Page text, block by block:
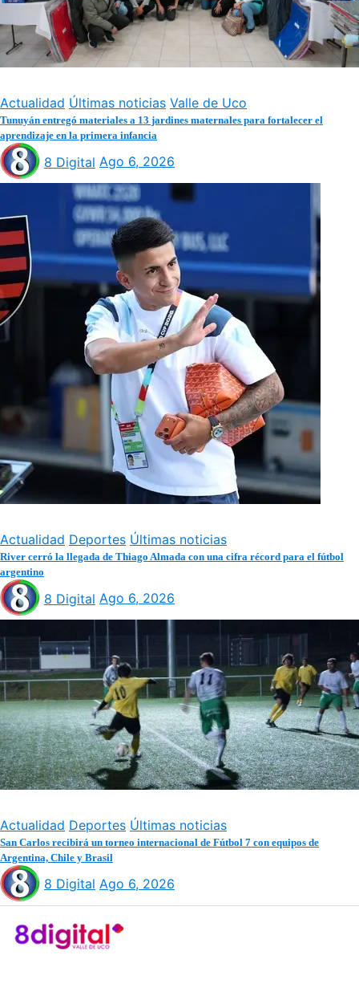
Actualidad Últimas noticias Valle de Uco
Tunuyán entregó materiales a 13 jardines maternales para fortalecer el
aprendizaje en la primera infancia
8 Digital Ago 6, 2026
Actualidad Deportes Últimas noticias
River cerró la llegada de Thiago Almada con una cifra récord para el fútbol
argentino
8 Digital Ago 6, 2026
Actualidad Deportes Últimas noticias
San Carlos recibirá un torneo internacional de Fútbol 7 con equipos de
Argentina, Chile y Brasil
8 Digital Ago 6, 2026